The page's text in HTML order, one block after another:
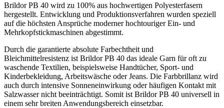
Brildor PB 40 wird zu 100% aus hochwertigen Polyesterfasern
hergestellt. Entwicklung und Produktionsverfahren wurden speziell
auf die höchsten Ansprüche moderner hochtouriger Ein- und
Mehrkopfstickmaschinen abgestimmt.
Durch die garantierte absolute Farbechtheit und
Bleichmittelresistenz ist Brildor PB 40 das ideale Garn für oft zu
waschende Textilien, beispielsweise Handtücher, Sport- und
Kinderbekleidung, Arbeitswäsche oder Jeans. Die Farbbrillanz wird
auch durch intensive Sonneneinwirkung oder häufigen Kontakt mit
Salzwasser nicht beeinträchtigt. Somit ist Brildor PB 40 universell in
einem sehr breiten Anwendungsbereich einsetzbar.